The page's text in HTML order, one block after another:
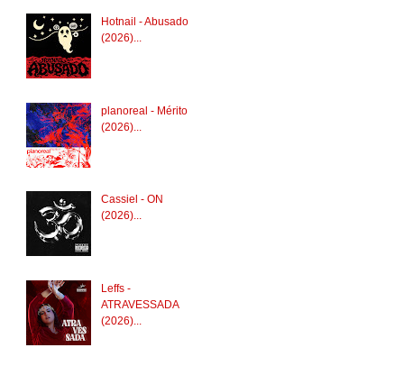
Hotnail - Abusado
(2026)...
planoreal - Mérito
(2026)...
Cassiel - ON
(2026)...
Leffs -
ATRAVESSADA
(2026)...